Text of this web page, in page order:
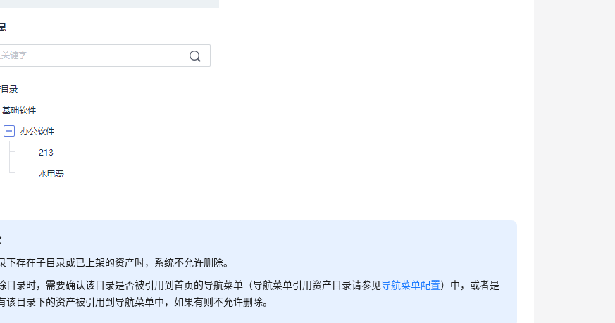
下存在子目录或已上架的资产时，系统不允许删除。
目录时，需要确认该目录是否被引用到首页的导航菜单（导航菜单引用资产目录请参见导航菜单配置）中，或者是
该目录下的资产被引用到导航菜单中，如果有则不允许删除。